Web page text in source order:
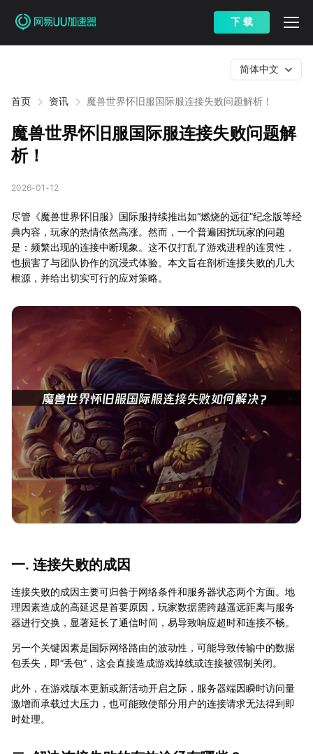
下 载
首页 资讯 魔兽世界怀旧服国际服连接失败问题解析！
简体中文
魔兽世界怀旧服国际服连接失败问题解
析！
2026-01-12
尽管《魔兽世界怀旧服》国际服持续推出如“燃烧的远征”纪念版等经
典内容，玩家的热情依然高涨。然而，一个普遍困扰玩家的问题
是：频繁出现的连接中断现象。这不仅打乱了游戏进程的连贯性，
也损害了与团队协作的沉浸式体验。本文旨在剖析连接失败的几大
根源，并给出切实可行的应对策略。
一. 连接失败的成因
连接失败的成因主要可归咎于网络条件和服务器状态两个方面。地
理因素造成的高延迟是首要原因，玩家数据需跨越遥远距离与服务
器进行交换，显著延长了通信时间，易导致响应超时和连接不畅。
另一个关键因素是国际网络路由的波动性，可能导致传输中的数据
包丢失，即“丢包”，这会直接造成游戏掉线或连接被强制关闭。
此外，在游戏版本更新或新活动开启之际，服务器端因瞬时访问量
激增而承载过大压力，也可能致使部分用户的连接请求无法得到即
时处理。